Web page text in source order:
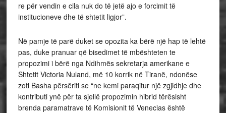
re për vendin e cila nuk do të jetë ajo e forcimit të
institucioneve dhe të shtetit ligjor”.
Në pamje të parë duket se opozita ka bërë një hap të lehtë
pas, duke pranuar që bisedimet të mbështeten te
propozimi i bërë nga Ndihmës sekretarja amerikane e
Shtetit Victoria Nuland, më 10 korrik në Tiranë, ndonëse
zoti Basha përsëriti se “ne kemi paraqitur një zgjidhje dhe
kontributi ynë për ta sjellë propozimin hibrid tërësisht
brenda paramatrave të Komisionit të Venecias është